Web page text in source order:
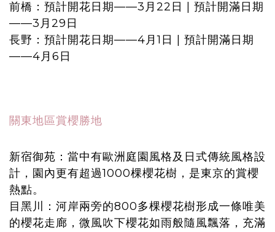
前橋：預計開花日期——3月22日 | 預計開滿日期
——3月29日
長野：預計開花日期——4月1日 | 預計開滿日期
——4月6日
關東地區賞櫻勝地
新宿御苑：當中有歐洲庭園風格及日式傳統風格設
計，園內更有超過1000棵櫻花樹，是東京的賞櫻
熱點。
目黑川：河岸兩旁的800多棵櫻花樹形成一條唯美
的櫻花走廊，微風吹下櫻花如雨般隨風飄落，充滿